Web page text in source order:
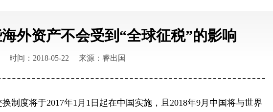
外资产不会受到“全球征税”的影响
时间：2018-05-22 来源：睿出国
度将于2017年1月1日起在中国实施，且2018年9月中国将与世界